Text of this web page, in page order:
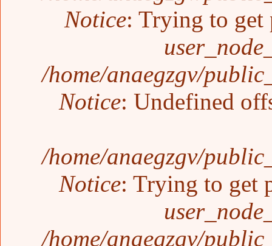
Notice: Trying to get
/home/anaegzgv/
Notice: Undefined
/home/anaegzgv/
Notice: Trying to get
/home/anaegzgv/